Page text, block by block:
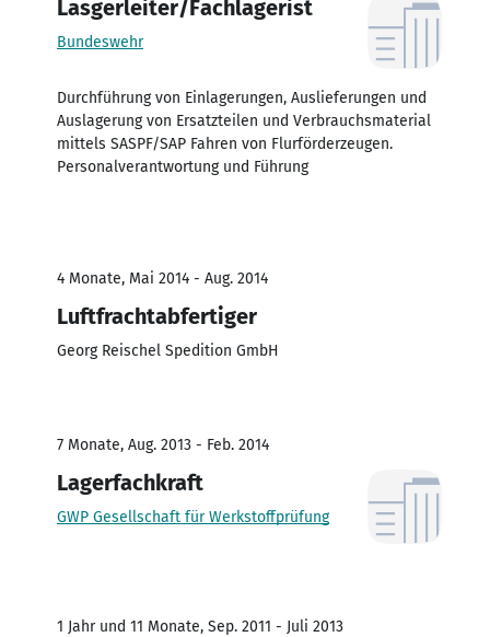
Lasgerleiter/Fachlagerist
Bundeswehr
Durchführung von Einlagerungen, Auslieferungen und
Auslagerung von Ersatzteilen und Verbrauchsmaterial
mittels SASPF/SAP Fahren von Flurförderzeugen.
Personalverantwortung und Führung
4 Monate, Mai 2014 - Aug. 2014
Luftfrachtabfertiger
Georg Reischel Spedition GmbH
7 Monate, Aug. 2013 - Feb. 2014
Lagerfachkraft
GWP Gesellschaft für Werkstoffprüfung
1 Jahr und 11 Monate, Sep. 2011 - Juli 2013